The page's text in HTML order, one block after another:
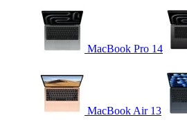
MacBook Pro 14
MacBook Air 13